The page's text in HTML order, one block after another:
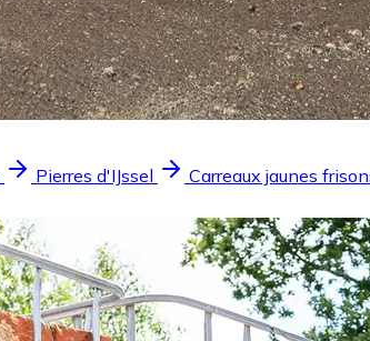
Pierres d'IJssel Carreaux jaunes